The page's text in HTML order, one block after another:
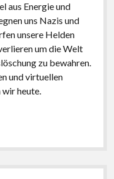
aus Energie und
uns Nazis und
unsere Helden
um die Welt
zu bewahren.
und virtuellen
wir heute.